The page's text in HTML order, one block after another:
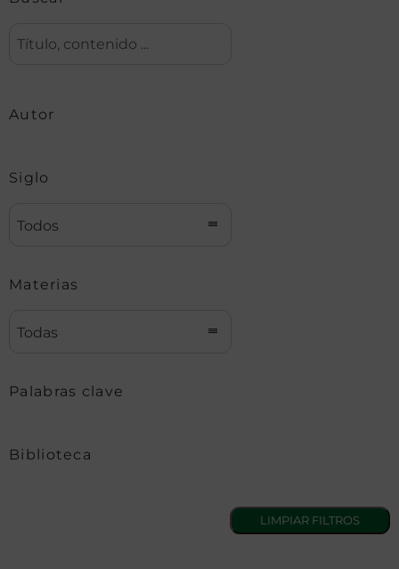
Autor
Siglo
Todos
Materias
Todas
Palabras clave
Biblioteca